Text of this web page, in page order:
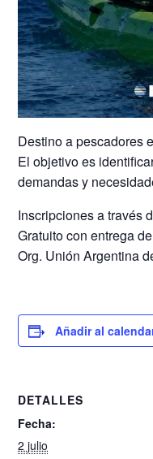
Destino a pescadores
El objetivo es
demandas y
Inscripciones a través
Gratuito con entrega
Org. Unión Argentina
Añadir al
DETALLES
Fecha:
2 julio